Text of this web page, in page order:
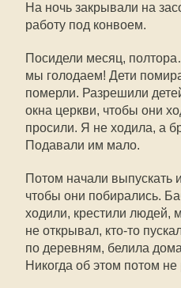
На ночь закрывали на
работу под конвоем.
Посидели месяц,
мы голодаем! Дети
померли. Разрешили
окна церкви, чтобы они
просили. Я не ходила, а
Подавали им мало.
Потом начали выпускать
чтобы они побирались.
ходили, крестили людей,
не открывал, кто-то
по деревням, белила
Никогда об этом потом